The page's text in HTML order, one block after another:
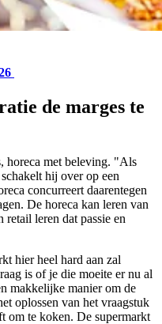
de marges te
horeca met beleving. "Als
hij over op een
concurreert daarentegen
De horeca kan leren van
leren dat passie en
hier heel hard aan zal
is of je die moeite er nu al
makkelijke manier om de
oplossen van het vraagstuk
om te koken. De supermarkt